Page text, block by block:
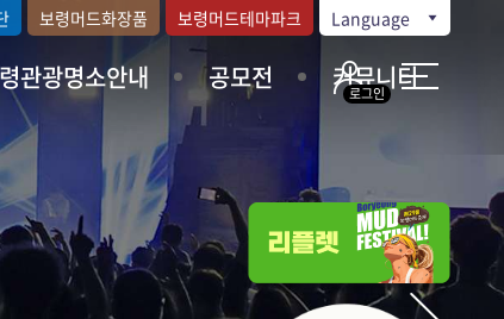
관광명소안내 공모전 커뮤니티
보령머드화장품 보령머드테마파크 Language
로그인